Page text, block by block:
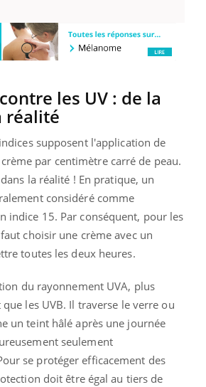
les UV : de la
réalité
supposent l'application de
par centimètre carré de peau.
dans la réalité ! En pratique, un
considéré comme
indice 15. Par conséquent, pour les
choisir une crème avec un
toutes les deux heures.
du rayonnement UVA, plus
les UVB. Il traverse le verre ou
un teint hâlé après une journée
seulement
se protéger efficacement des
doit être égal au tiers de